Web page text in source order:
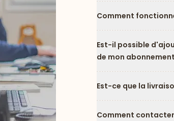
Comment
Est-il possible
de mon
Est-ce que la
Comment